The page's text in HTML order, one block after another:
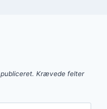
Krævede felter